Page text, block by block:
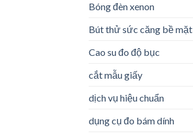
Bóng đèn xenon
Bút thử sức căng bề mặt
Cao su đo độ bục
cắt mẫu giấy
dịch vụ hiệu chuẩn
dụng cụ đo bám dính